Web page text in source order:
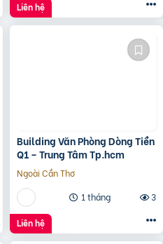
Liên hệ
Building Văn Phòng Dòng Tiền
Q1 – Trung Tâm Tp.hcm
Ngoài Cần Thơ
1 tháng
3
Liên hệ